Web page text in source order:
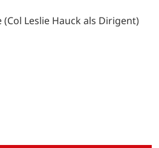
(Col Leslie Hauck als Dirigent)